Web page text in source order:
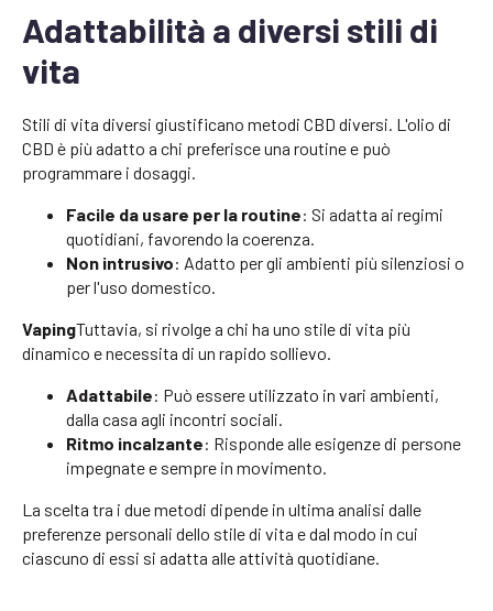
Adattabilità a diversi stili di
vita
Stili di vita diversi giustificano metodi CBD diversi. L'olio di
CBD è più adatto a chi preferisce una routine e può
programmare i dosaggi.
Facile da usare per la routine: Si adatta ai regimi
quotidiani, favorendo la coerenza.
Non intrusivo: Adatto per gli ambienti più silenziosi o
per l'uso domestico.
VapingTuttavia, si rivolge a chi ha uno stile di vita più
dinamico e necessita di un rapido sollievo.
Adattabile: Può essere utilizzato in vari ambienti,
dalla casa agli incontri sociali.
Ritmo incalzante: Risponde alle esigenze di persone
impegnate e sempre in movimento.
La scelta tra i due metodi dipende in ultima analisi dalle
preferenze personali dello stile di vita e dal modo in cui
ciascuno di essi si adatta alle attività quotidiane.